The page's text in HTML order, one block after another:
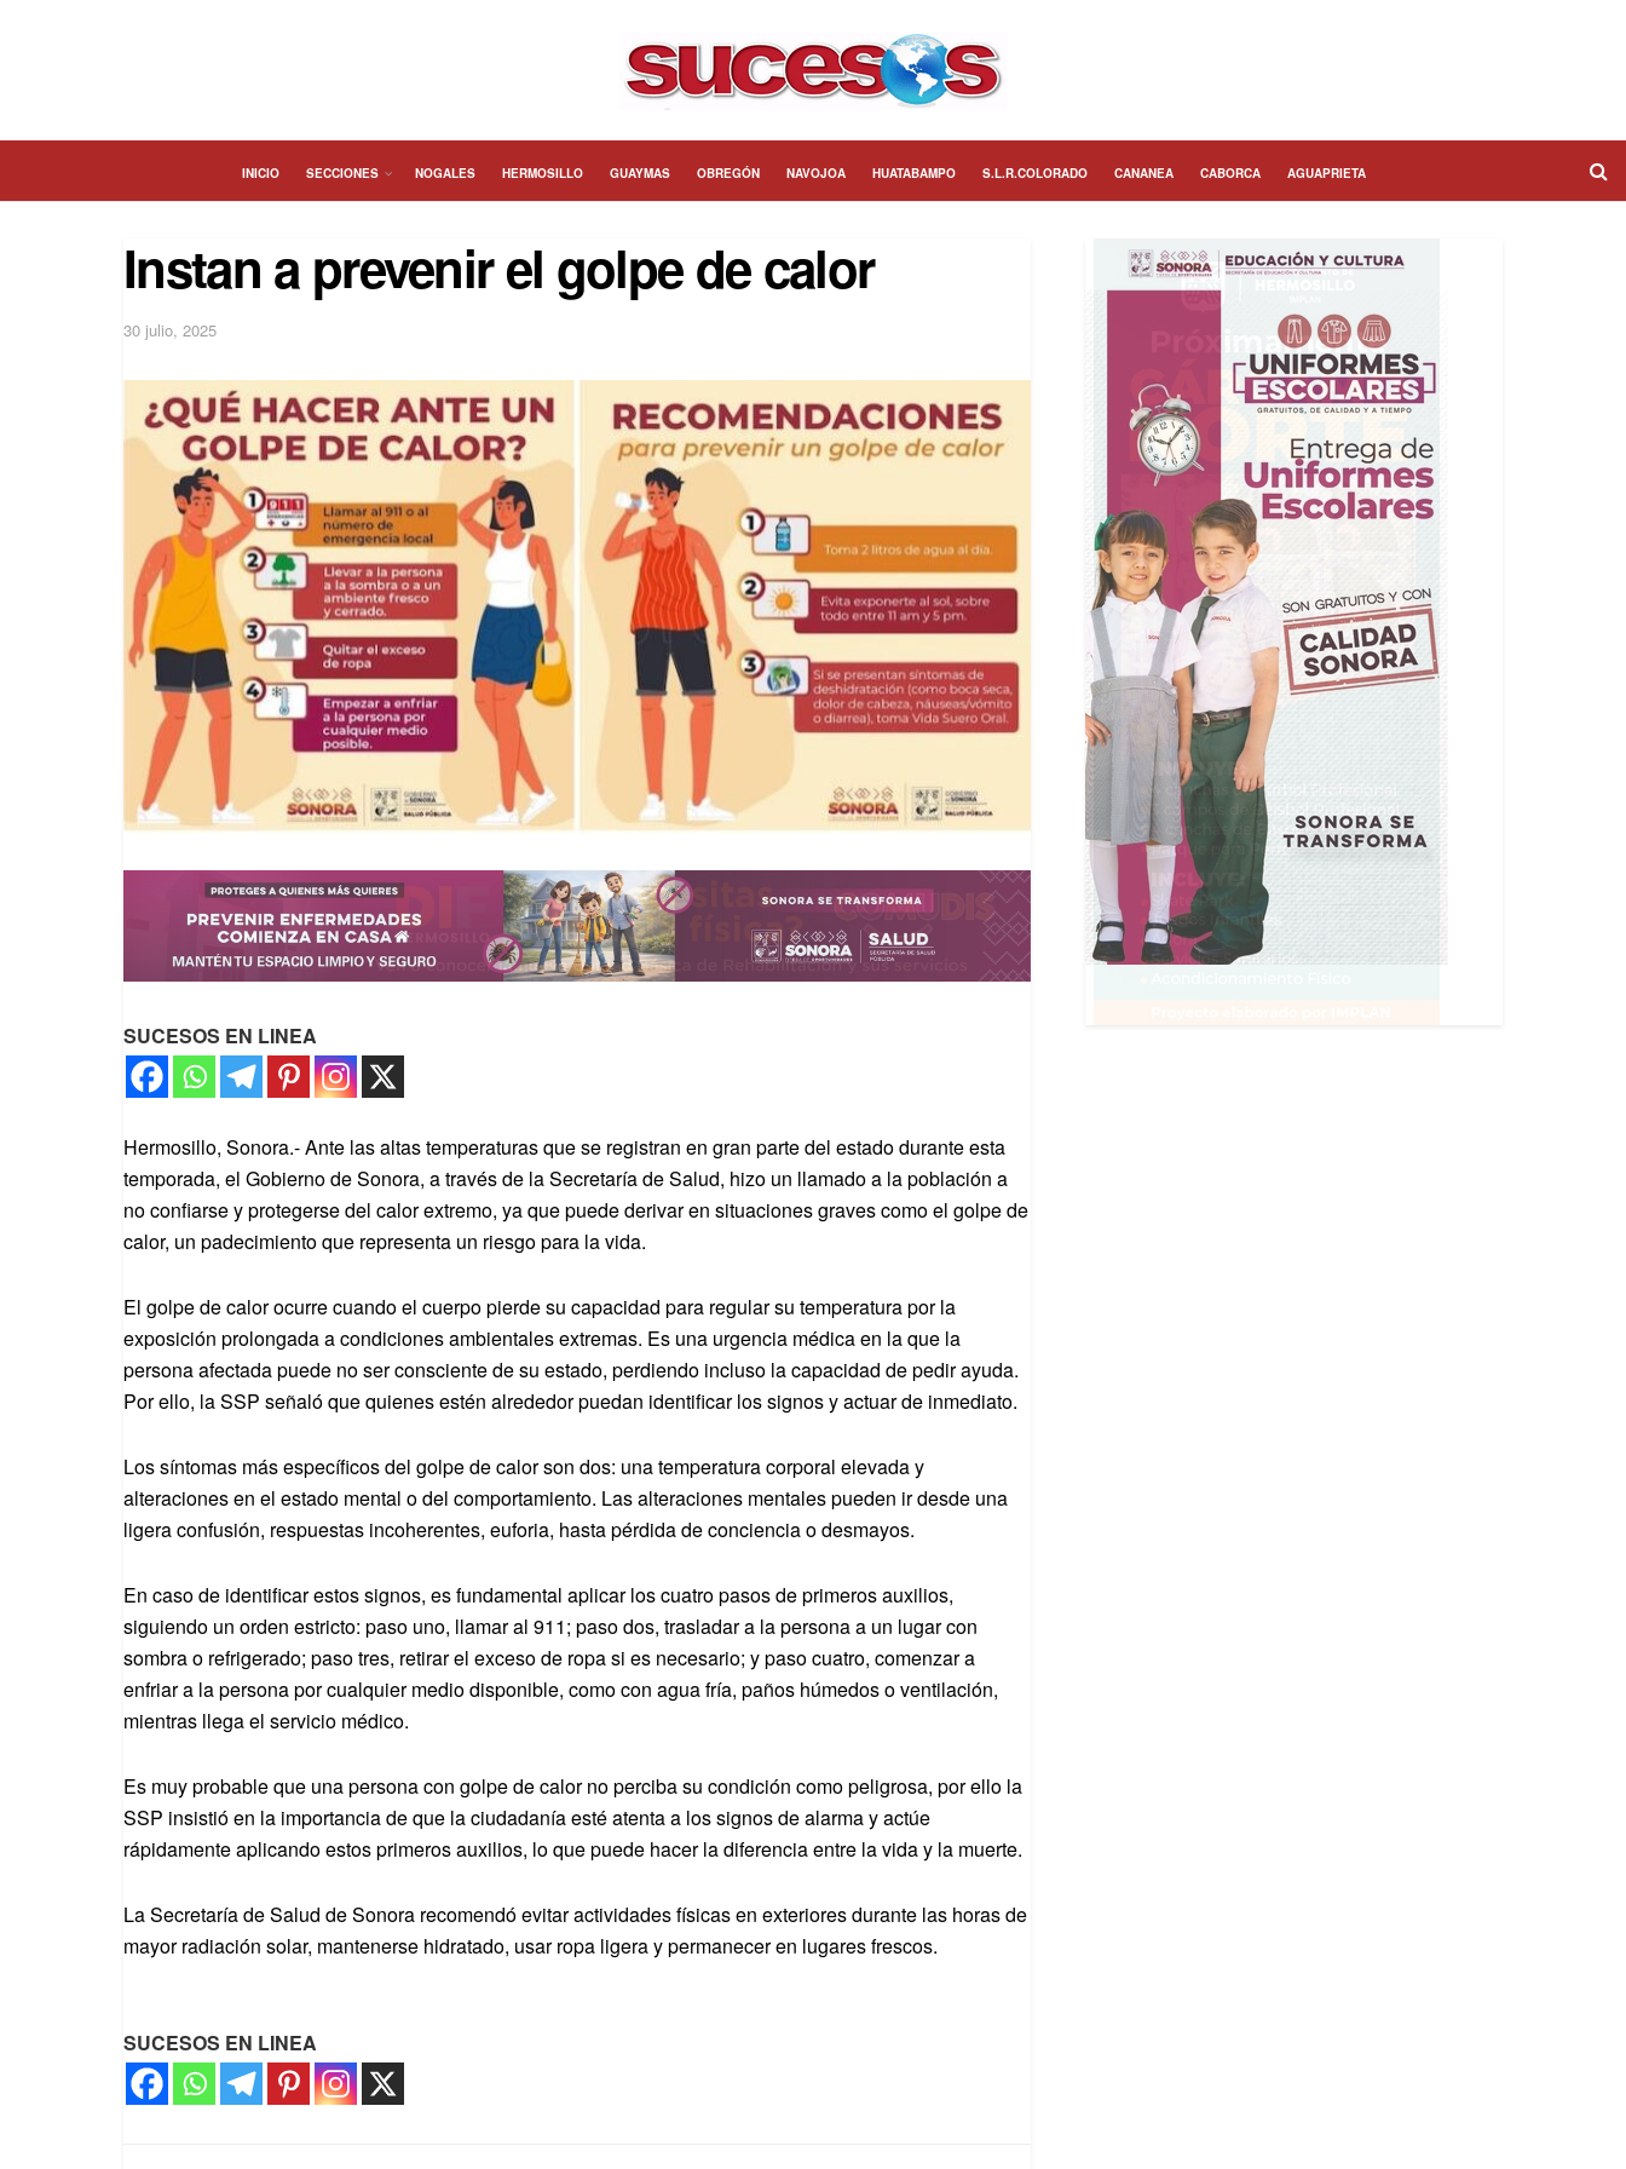
INICIO SECCIONES NOGALES HERMOSILLO GUAYMAS OBREGÓN NAVOJOA HUATABAMPO S.L.R.COLORADO CANANEA CABORCA AGUAPRIETA
Instan a prevenir el golpe de calor
30 julio, 2025
SUCESOS EN LINEA
Hermosillo, Sonora.- Ante las altas temperaturas que se registran en gran parte del estado durante esta
temporada, el Gobierno de Sonora, a través de la Secretaría de Salud, hizo un llamado a la población a
no confiarse y protegerse del calor extremo, ya que puede derivar en situaciones graves como el golpe de
calor, un padecimiento que representa un riesgo para la vida.
El golpe de calor ocurre cuando el cuerpo pierde su capacidad para regular su temperatura por la
exposición prolongada a condiciones ambientales extremas. Es una urgencia médica en la que la
persona afectada puede no ser consciente de su estado, perdiendo incluso la capacidad de pedir ayuda.
Por ello, la SSP señaló que quienes estén alrededor puedan identificar los signos y actuar de inmediato.
Los síntomas más específicos del golpe de calor son dos: una temperatura corporal elevada y
alteraciones en el estado mental o del comportamiento. Las alteraciones mentales pueden ir desde una
ligera confusión, respuestas incoherentes, euforia, hasta pérdida de conciencia o desmayos.
En caso de identificar estos signos, es fundamental aplicar los cuatro pasos de primeros auxilios,
siguiendo un orden estricto: paso uno, llamar al 911; paso dos, trasladar a la persona a un lugar con
sombra o refrigerado; paso tres, retirar el exceso de ropa si es necesario; y paso cuatro, comenzar a
enfriar a la persona por cualquier medio disponible, como con agua fría, paños húmedos o ventilación,
mientras llega el servicio médico.
Es muy probable que una persona con golpe de calor no perciba su condición como peligrosa, por ello la
SSP insistió en la importancia de que la ciudadanía esté atenta a los signos de alarma y actúe
rápidamente aplicando estos primeros auxilios, lo que puede hacer la diferencia entre la vida y la muerte.
La Secretaría de Salud de Sonora recomendó evitar actividades físicas en exteriores durante las horas de
mayor radiación solar, mantenerse hidratado, usar ropa ligera y permanecer en lugares frescos.
SUCESOS EN LINEA